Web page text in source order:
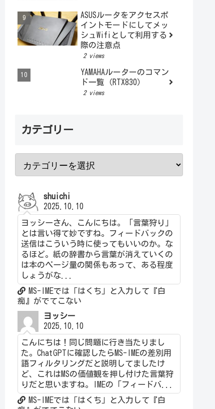
ASUSルータをアクセスポ
イントモードにしてメッ
シュWifiとして利用する
際の注意点
2 views
YAMAHAルーターのコマン
ド一覧（RTX830）
2 views
カテゴリー
shuichi
2025.10.10
ヨッシーさん、こんにちは。「言葉狩り」
とは言い得て妙ですね。フィードバックの
送信はこういう時に使ってもいいのか。な
るほど。紙の辞書から言葉が消えていくの
は本のページ量の関係もあって、ある程度
しょうがな...
MS-IMEでは「はくち」と入力して『白
痴』がでてこない
ヨッシー
2025.10.10
こんにちは！同じ問題に行き当たりまし
た。ChatGPTに確認したらMS-IMEの差別用
語フィルタリングだと説明してましたけ
ど、これはMSの価値観を押し付けた言葉狩
りだと思いますね。IMEの「フィードバ...
MS-IMEでは「はくち」と入力して『白